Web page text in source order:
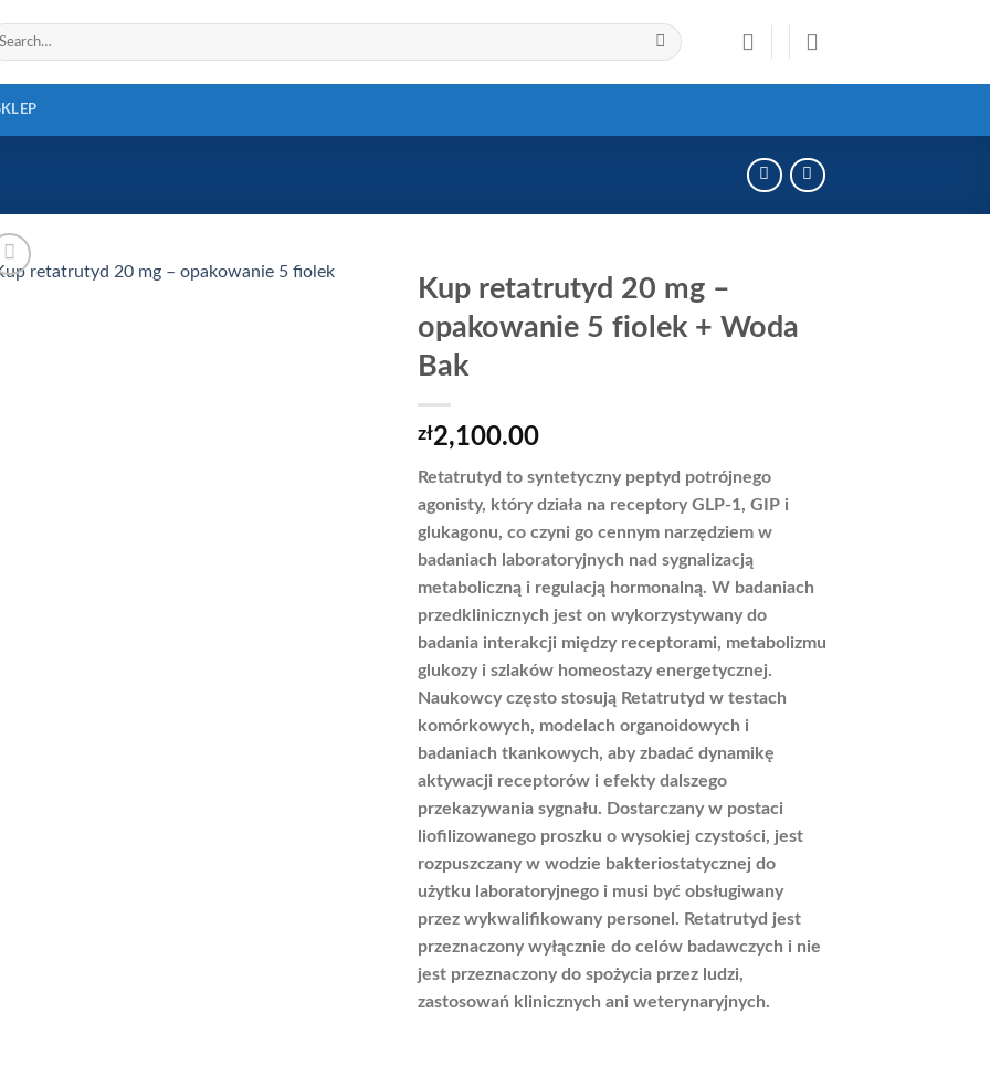
Kup retatrutyd 20 mg –
opakowanie 5 fiolek + Woda
Bak
zł2,100.00
Retatrutyd to syntetyczny peptyd potrójnego
agonisty, który działa na receptory GLP‑1, GIP i
glukagonu, co czyni go cennym narzędziem w
badaniach laboratoryjnych nad sygnalizacją
metaboliczną i regulacją hormonalną. W badaniach
przedklinicznych jest on wykorzystywany do
badania interakcji między receptorami, metabolizmu
glukozy i szlaków homeostazy energetycznej.
Naukowcy często stosują Retatrutyd w testach
komórkowych, modelach organoidowych i
badaniach tkankowych, aby zbadać dynamikę
aktywacji receptorów i efekty dalszego
przekazywania sygnału. Dostarczany w postaci
liofilizowanego proszku o wysokiej czystości, jest
rozpuszczany w wodzie bakteriostatycznej do
użytku laboratoryjnego i musi być obsługiwany
przez wykwalifikowany personel. Retatrutyd jest
przeznaczony wyłącznie do celów badawczych i nie
jest przeznaczony do spożycia przez ludzi,
zastosowań klinicznych ani weterynaryjnych.